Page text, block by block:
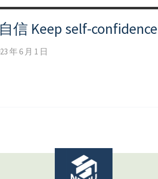
信 Keep self-confidence
年 6 月 1 日